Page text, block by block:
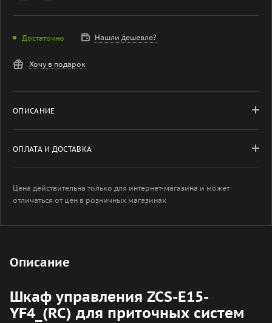
Достаточно Нашли дешевле?
Хочу в подарок
ОПИСАНИЕ
ОПЛАТА И ДОСТАВКА
Цена действительна только для интернет-магазина и может
отличаться от цен в розничных магазинах
Описание
Шкаф управления ZCS-E15-
YF4_(RC) для приточных систем